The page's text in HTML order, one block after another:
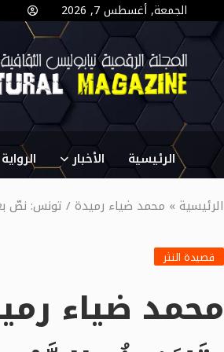
الجمعة, أغسطس 7, 2026
الرئيسية الأخبار
الرئيسية» محمد ضياء رميدة / تونس: نصّ
قصيدة النثر
محمد ضياء